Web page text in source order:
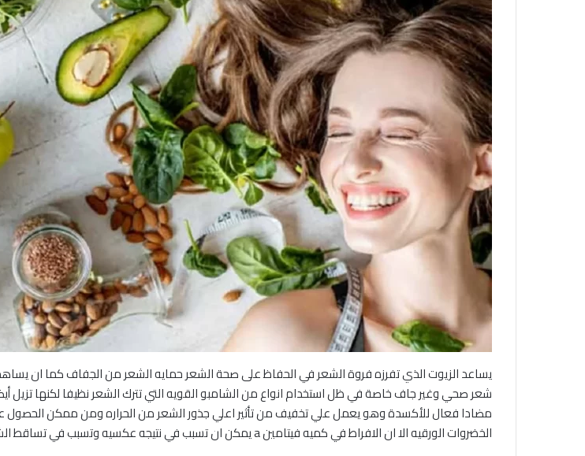
مضادا فعال للأكسدة وهو يعمل علي تخفيف من تأثير اعلي جذور الشعر من الحراره ومن ممكن الحصول
الخضروات الورقيه الا ان الافراط في كميه فيتامين a يمكن ان تسبب في نتيجه عكسيه وتسبب في تساقط الشعر